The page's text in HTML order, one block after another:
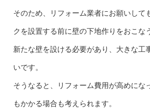
そのため、リフォーム業者にお願いして
クを設置する前に壁の下地作りをおこな
新たな壁を設ける必要があり、大きな工
いです。
そうなると、リフォーム費用が高めにな
もかかる場合も考えられます。